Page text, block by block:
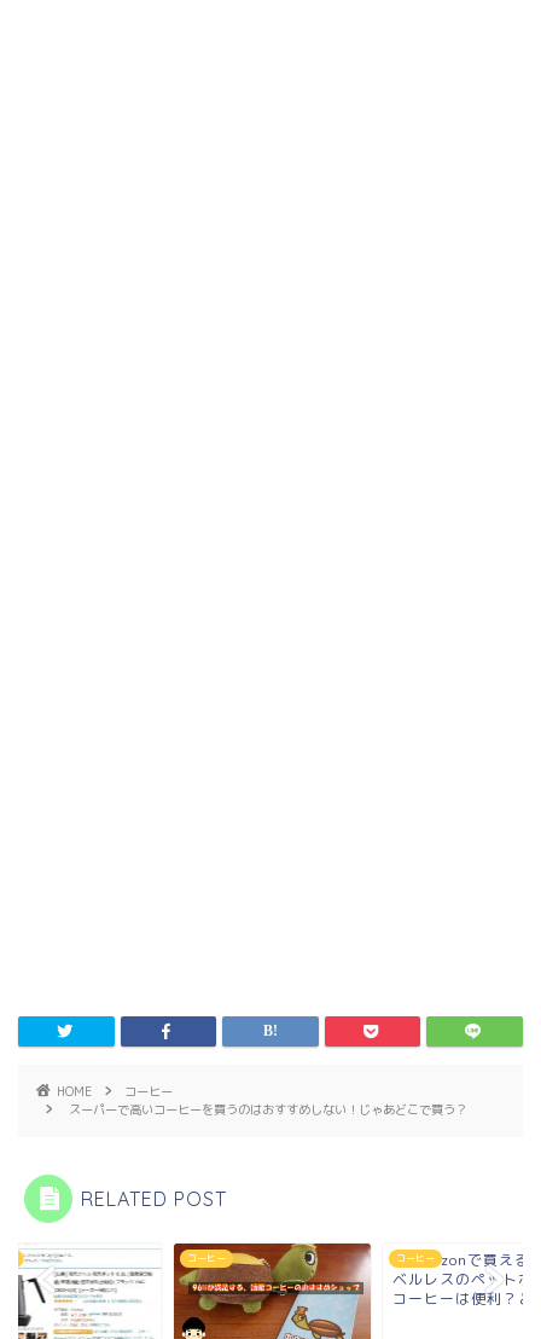
HOME
コーヒー
スーパーで高いコーヒーを買うのはおすすめしない！じゃあどこで買う？
RELATED POST
コーヒー コーヒー
【Amazonで買える
ベルレスのペットボ
コーヒーは便利？ど